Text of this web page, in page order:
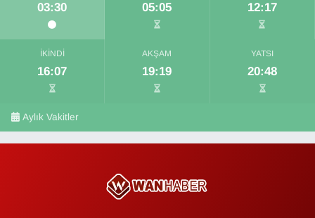
03:30 05:05 12:17
İKINDI
16:07
AKŞAM
19:19
YATSI
20:48
Aylık Vakitler